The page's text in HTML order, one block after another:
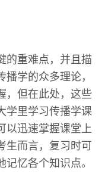
的重难点，并且描
学的众多理论，
，但在此处，这些
学里学习传播学课
以迅速掌握课堂上
生而言，复习时可
忆各个知识点。